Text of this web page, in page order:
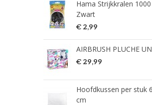
Hama Strijkkralen
Zwart
€ 2,99
AIRBRUSH PLUCHE
€ 29,99
Hoofdkussen per stuk
cm